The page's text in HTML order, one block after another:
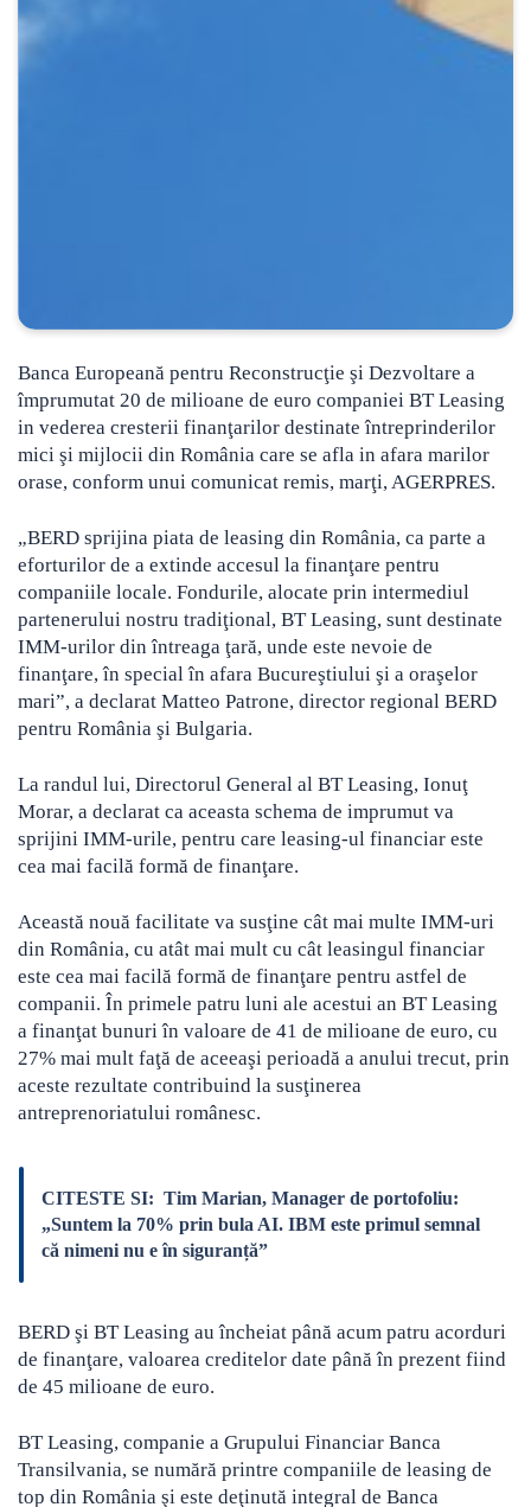
Banca Europeană pentru Reconstrucţie şi Dezvoltare a
împrumutat 20 de milioane de euro companiei BT Leasing
in vederea cresterii finanţarilor destinate întreprinderilor
mici şi mijlocii din România care se afla in afara marilor
orase, conform unui comunicat remis, marţi, AGERPRES.
„BERD sprijina piata de leasing din România, ca parte a
eforturilor de a extinde accesul la finanţare pentru
companiile locale. Fondurile, alocate prin intermediul
partenerului nostru tradiţional, BT Leasing, sunt destinate
IMM-urilor din întreaga ţară, unde este nevoie de
finanţare, în special în afara Bucureştiului şi a oraşelor
mari”, a declarat Matteo Patrone, director regional BERD
pentru România şi Bulgaria.
La randul lui, Directorul General al BT Leasing, Ionuţ
Morar, a declarat ca aceasta schema de imprumut va
sprijini IMM-urile, pentru care leasing-ul financiar este
cea mai facilă formă de finanţare.
Această nouă facilitate va susţine cât mai multe IMM-uri
din România, cu atât mai mult cu cât leasingul financiar
este cea mai facilă formă de finanţare pentru astfel de
companii. În primele patru luni ale acestui an BT Leasing
a finanţat bunuri în valoare de 41 de milioane de euro, cu
27% mai mult faţă de aceeaşi perioadă a anului trecut, prin
aceste rezultate contribuind la susţinerea
antreprenoriatului românesc.
CITESTE SI: Tim Marian, Manager de portofoliu:
„Suntem la 70% prin bula AI. IBM este primul semnal
că nimeni nu e în siguranță”
BERD şi BT Leasing au încheiat până acum patru acorduri
de finanţare, valoarea creditelor date până în prezent fiind
de 45 milioane de euro.
BT Leasing, companie a Grupului Financiar Banca
Transilvania, se numără printre companiile de leasing de
top din România şi este deţinută integral de Banca